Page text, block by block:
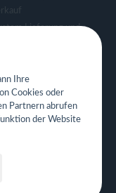
Lieferung und
für Restaurant
Ihre
Cookies oder
Partnern abrufen
der Website